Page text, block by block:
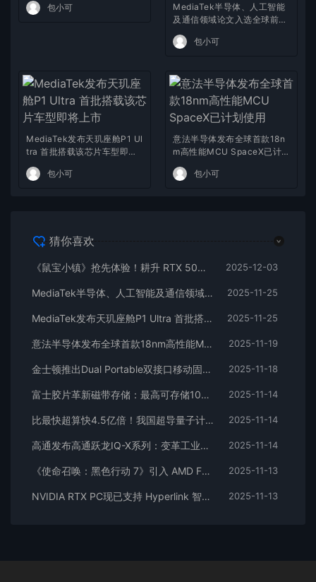
包小可
MediaTek半导体、人工智能
及通信领域论文入选全球前沿
学术会议副董事长暨执行长蔡
力行受邀在ISSCC 2026进行
包小可
MediaTek发布天玑座舱P1 Ul
tra 首批搭载该芯片车型即将
上市
包小可
意法半导体发布全球首款18n
m高性能MCU SpaceX已计
划使用
包小可
猜你喜欢
《鼠宝小镇》抢先体验！耕升 RTX 5060 追风 OC搭建鼠鼠乌托邦！ 2025-12-03
MediaTek半导体、人工智能及通信领域论文入选全球前沿学术会议副董事长暨执行长蔡力行受邀在ISSCC 2026进行 2025-11-25
MediaTek发布天玑座舱P1 Ultra 首批搭载该芯片车型即将上市 2025-11-25
意法半导体发布全球首款18nm高性能MCU SpaceX已计划使用 2025-11-19
金士顿推出Dual Portable双接口移动固态硬盘 2025-11-18
富士胶片革新磁带存储：最高可存储100TB压缩数据 2025-11-14
比最快超算快4.5亿倍！我国超导量子计算机“天衍-287”建成 2025-11-14
高通发布高通跃龙IQ-X系列：变革工业PC和边缘智能 2025-11-14
《使命召唤：黑色行动 7》引入 AMD FSR Ray Regeneration 技术 2025-11-13
NVIDIA RTX PC现已支持 Hyperlink 智能代理搜索功能 2025-11-13